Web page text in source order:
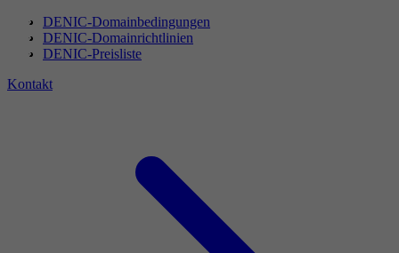
DENIC-Domainbedingungen
DENIC-Domainrichtlinien
DENIC-Preisliste
Kontakt